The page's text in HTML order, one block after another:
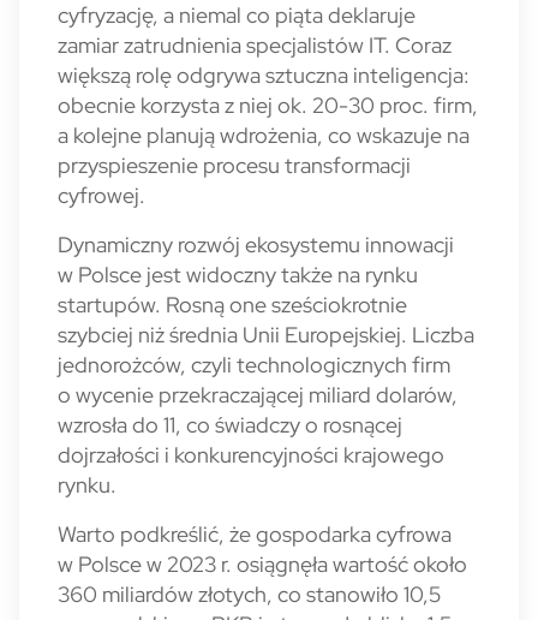
cyfryzację, a niemal co piąta deklaruje
zamiar zatrudnienia specjalistów IT. Coraz
większą rolę odgrywa sztuczna inteligencja:
obecnie ko­rzysta z niej ok. 20-30 proc. firm,
a kolejne planują wdrożenia, co wskazuje na
przyspieszenie procesu transformacji
cyfrowej.
Dynamiczny rozwój ekosystemu innowacji
w Polsce jest wi­doczny także na rynku
startupów. Rosną one sześciokrotnie
szybciej niż średnia Unii Europejskiej. Liczba
jednorożców, czyli technologicznych firm
o wycenie przekraczającej miliard dola­rów,
wzrosła do 11, co świadczy o rosnącej
dojrzałości i konku­rencyjności krajowego
rynku.
Warto podkreślić, że gospodarka cyfrowa
w Polsce w 2023 r. osiągnęła wartość około
360 miliardów złotych, co stanowiło 10,5